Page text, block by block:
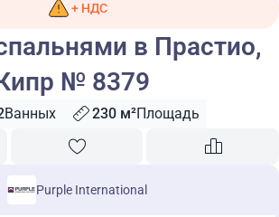
+ НДС
в Прастио,
№ 8379
Ванных 230 м²Площадь
Purple International